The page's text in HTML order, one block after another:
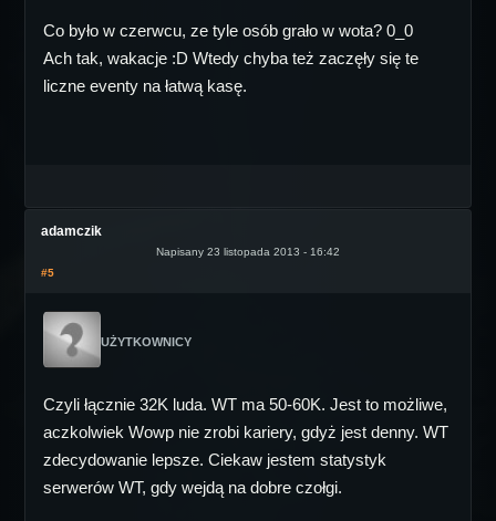
Co było w czerwcu, ze tyle osób grało w wota? 0_0
Ach tak, wakacje :D Wtedy chyba też zaczęły się te
liczne eventy na łatwą kasę.
adamczik
Napisany 23 listopada 2013 - 16:42
#5
UŻYTKOWNICY
Czyli łącznie 32K luda. WT ma 50-60K. Jest to możliwe,
aczkolwiek Wowp nie zrobi kariery, gdyż jest denny. WT
zdecydowanie lepsze. Ciekaw jestem statystyk
serwerów WT, gdy wejdą na dobre czołgi.